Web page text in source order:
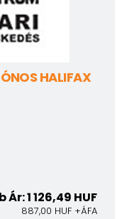
HALIFAX
Ár: 1 126,49 HUF
887,00 HUF +ÁFA